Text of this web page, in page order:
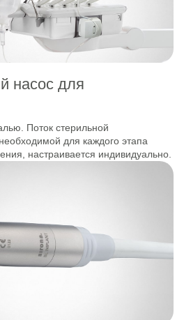
насос для
Поток стерильной
для каждого этапа
настраивается индивидуально.